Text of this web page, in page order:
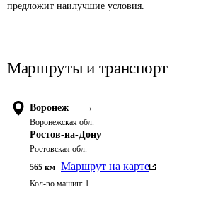
предложит наилучшие условия.
Маршруты и транспорт
Воронеж →
Воронежская обл.
Ростов-на-Дону
Ростовская обл.
565 км Маршрут на карте
Кол-во машин: 1